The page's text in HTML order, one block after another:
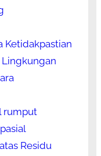
Ketidakpastian
rumput
Residu